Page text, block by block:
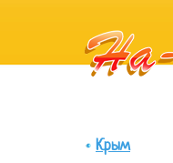
Крым